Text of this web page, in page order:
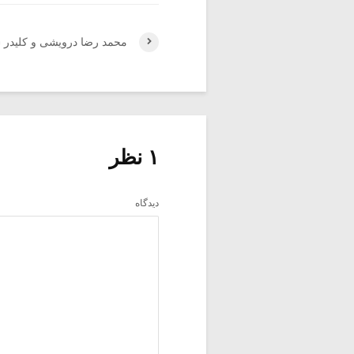
محمد رضا درویشی و کلیدر
۱ نظر
دیدگاه